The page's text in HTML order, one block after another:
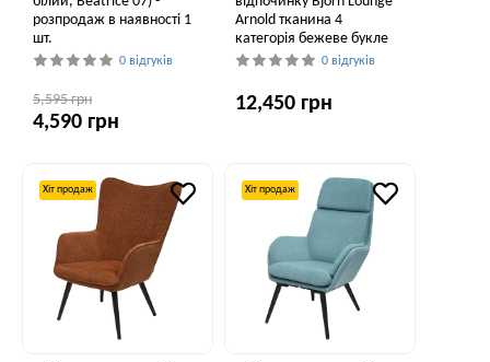
розпродаж в наявності 1
шт.
0 відгуків
5,595 грн
4,590 грн
Arnold тканина 4
категорія бежеве букле
0 відгуків
12,450 грн
Хіт продаж Хіт продаж